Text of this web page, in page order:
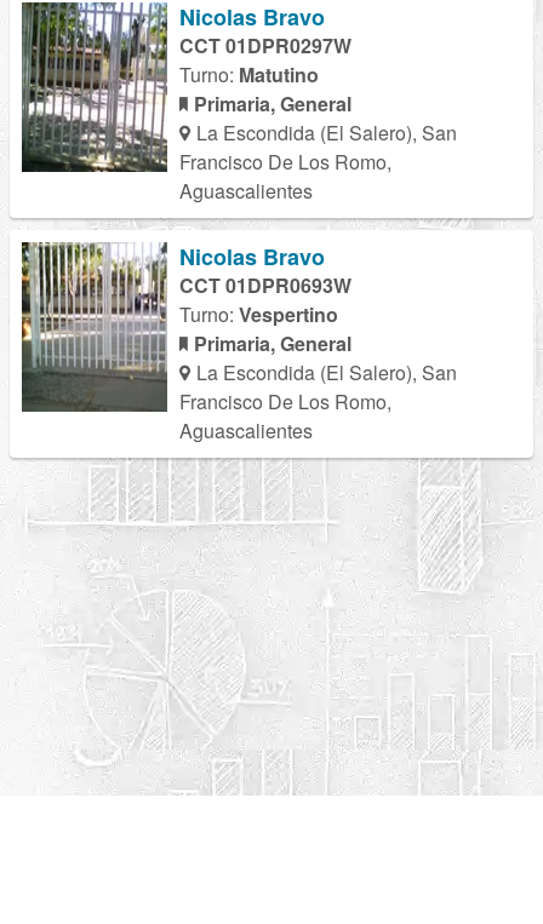
Nicolas Bravo
CCT 01DPR0297W
Turno: Matutino
Primaria, General
La Escondida (El Salero), San
Francisco De Los Romo,
Aguascalientes
Nicolas Bravo
CCT 01DPR0693W
Turno: Vespertino
Primaria, General
La Escondida (El Salero), San
Francisco De Los Romo,
Aguascalientes